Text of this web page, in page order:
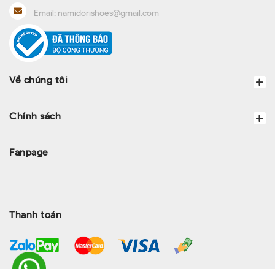
Email: namidorishoes@gmail.com
Về chúng tôi
Chính sách
Fanpage
Thanh toán